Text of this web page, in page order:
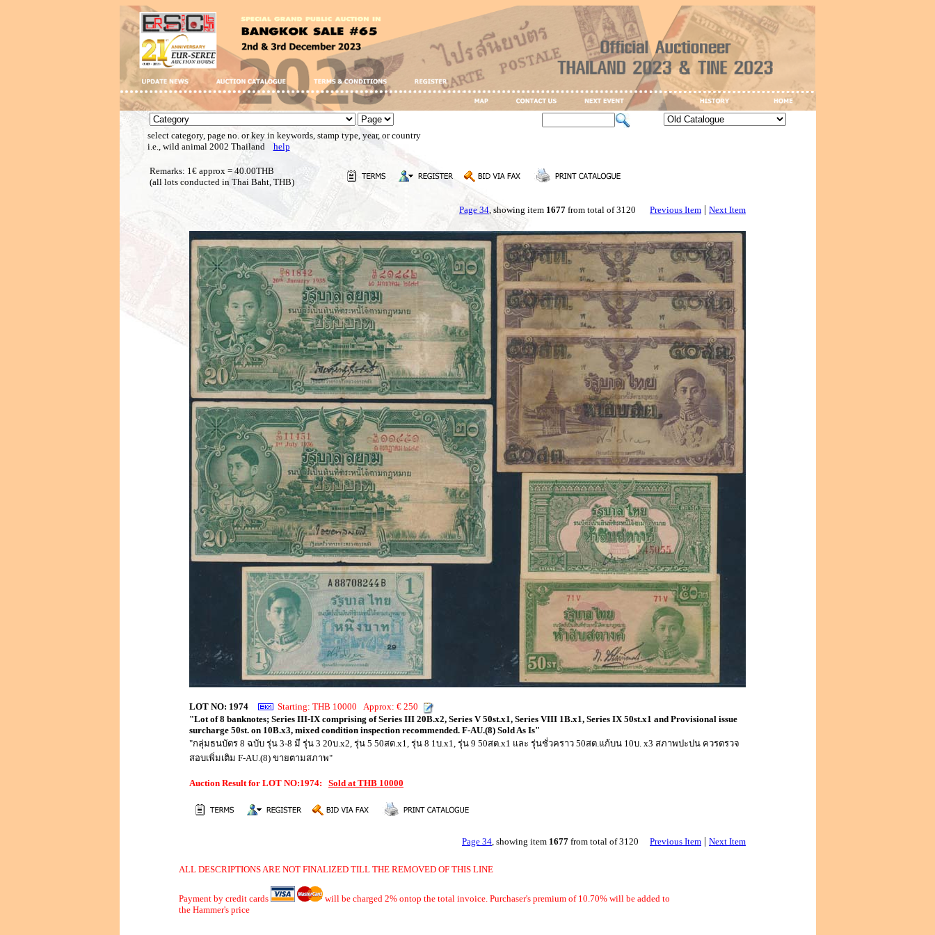
select category, page no. or key in keywords, stamp type, year, or country
i.e., wild animal 2002 Thailand help
Remarks: 1€ approx = 40.00THB
(all lots conducted in Thai Baht, THB)
Page 34, showing item 1677 from total of 3120 Previous Item | Next Item
LOT NO: 1974
Starting: THB 10000 Approx: € 250
"Lot of 8 banknotes; Series III-IX comprising of Series III 20B.x2, Series V 50st.x1, Series VIII 1B.x1, Series IX 50st.x1 and Provisional issue
surcharge 50st. on 10B.x3, mixed condition inspection recommended. F-AU.(8) Sold As Is"
"กลุ่มธนบัตร 8 ฉบับ รุ่น 3-8 มี รุ่น 3 20บ.x2, รุ่น 5 50สต.x1, รุ่น 8 1บ.x1, รุ่น 9 50สต.x1 และ รุ่นชั่วคราว 50สต.แก้บน 10บ. x3 สภาพปะปน ควรตรวจ
สอบเพิ่มเติม F-AU.(8) ขายตามสภาพ"
Auction Result for LOT NO:1974: Sold at THB 10000
Page 34, showing item 1677 from total of 3120 Previous Item | Next Item
ALL DESCRIPTIONS ARE NOT FINALIZED TILL THE REMOVED OF THIS LINE
Payment by credit cards
will be charged 2% ontop the total invoice. Purchaser's premium of 10.70% will be added to
the Hammer's price